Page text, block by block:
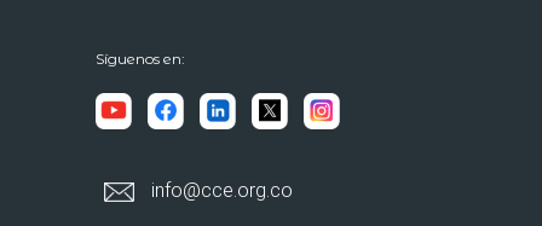
Síguenos en:
info@cce.org.co